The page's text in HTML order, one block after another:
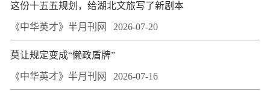
这份十五五规划，给湖北文旅写了新剧本
《中华英才》半月刊网 2026-07-20
莫让规定变成“懒政盾牌”
《中华英才》半月刊网 2026-07-16